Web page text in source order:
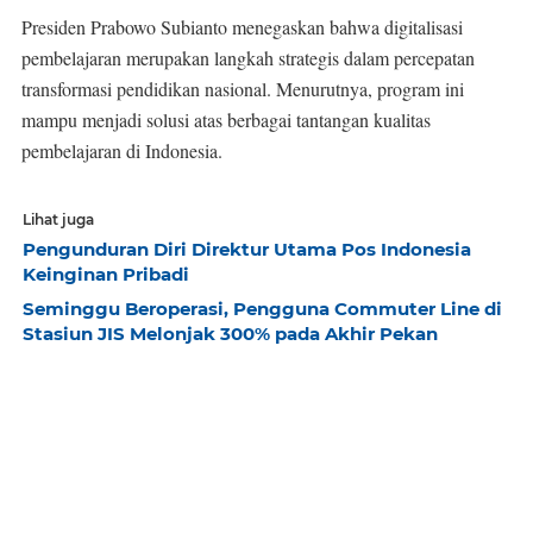
Presiden Prabowo Subianto menegaskan bahwa digitalisasi
pembelajaran merupakan langkah strategis dalam percepatan
transformasi pendidikan nasional. Menurutnya, program ini
mampu menjadi solusi atas berbagai tantangan kualitas
pembelajaran di Indonesia.
Lihat juga
Pengunduran Diri Direktur Utama Pos Indonesia
Keinginan Pribadi
Seminggu Beroperasi, Pengguna Commuter Line di
Stasiun JIS Melonjak 300% pada Akhir Pekan